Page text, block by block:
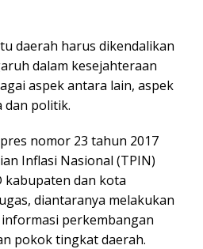
daerah harus dikendalikan
dalam kesejahteraan
aspek antara lain, aspek
dan politik.
nomor 23 tahun 2017
Inflasi Nasional (TPIN)
kabupaten dan kota
diantaranya melakukan
perkembangan
pokok tingkat daerah.